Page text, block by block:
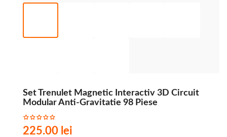
Set Trenulet Magnetic Interactiv 3D Circuit
Modular Anti-Gravitatie 98 Piese
225.00 lei